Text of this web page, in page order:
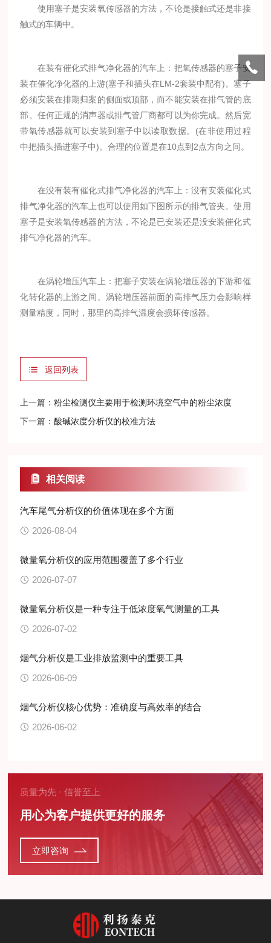
使用塞子是安装氧传感器的方法，不论是接触式还是非接
触式的车辆中。
在装有催化式排气净化器的汽车上：把氧传感器的塞子安
装在催化净化器的上游(塞子和插头在LM-2套装中配有)。塞子
必须安装在排期归案的侧面或顶部，而不能安装在排气管的底
部。任何正规的消声器或排气管厂商都可以为你完成。然后宽
带氧传感器就可以安装到塞子中以读取数据。(在非使用过程
中把插头插进塞子中)。合理的位置是在10点到2点方向之间。
在没有装有催化式排气净化器的汽车上：没有安装催化式
排气净化器的汽车上也可以使用如下图所示的排气管夹。使用
塞子是安装氧传感器的方法，不论是已安装还是没安装催化式
排气净化器的汽车。
在涡轮增压汽车上：把塞子安装在涡轮增压器的下游和催
化转化器的上游之间。涡轮增压器前面的高排气压力会影响样
测量精度，同时，那里的高排气温度会损坏传感器。
返回列表
上一篇：粉尘检测仪主要用于检测环境空气中的粉尘浓度
下一篇：酸碱浓度分析仪的校准方法
相关阅读
汽车尾气分析仪的价值体现在多个方面
2026-08-04
微量氧分析仪的应用范围覆盖了多个行业
2026-07-07
微量氧分析仪是一种专注于低浓度氧气测量的工具
2026-07-02
烟气分析仪是工业排放监测中的重要工具
2026-06-09
烟气分析仪核心优势：准确度与高效率的结合
2026-06-02
质量为先 · 信誉至上
用心为客户提供更好的服务
立即咨询